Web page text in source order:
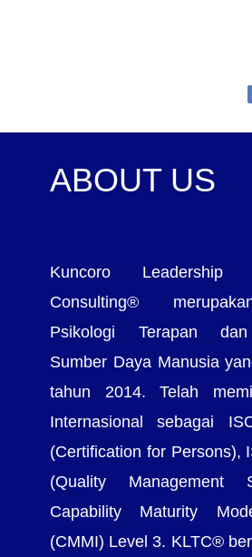
ABOUT US
Kuncoro
Consulting®
Psikologi Terapan
Sumber Daya Manusia
tahun 2014. Telah
Internasional sebagai
(Certification for Persons),
(Quality Management
Capability Maturity
(CMMI) Level 3. KLTC®